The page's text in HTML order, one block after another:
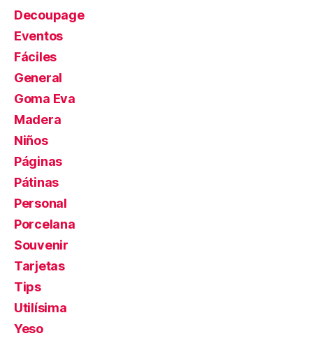
Decoupage
Eventos
Fáciles
General
Goma Eva
Madera
Niños
Páginas
Pátinas
Personal
Porcelana
Souvenir
Tarjetas
Tips
Utilísima
Yeso